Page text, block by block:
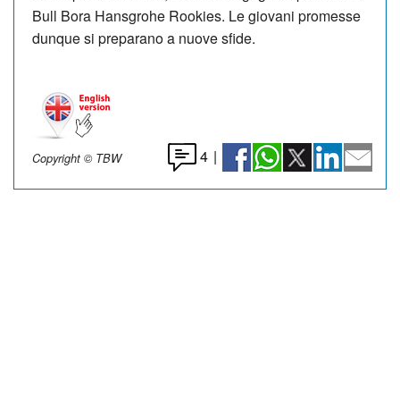
Bull Bora Hansgrohe Rookies. Le giovani promesse
dunque si preparano a nuove sfide.
Copyright © TBW 4 |